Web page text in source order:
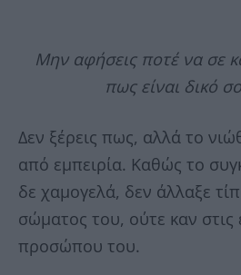
Μην αφήσεις ποτέ να σε
πως είναι δικό
Δεν ξέρεις πως, αλλά το
από εμπειρία. Καθώς το
δε χαμογελά, δεν άλλαξε
σώματος του, ούτε καν στις
προσώπου του.